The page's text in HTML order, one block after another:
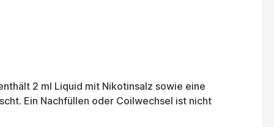
2 ml Liquid mit Nikotinsalz sowie eine
Ein Nachfüllen oder Coilwechsel ist nicht